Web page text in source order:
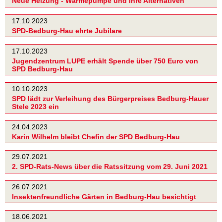
17.10.2023
SPD-Bedburg-Hau ehrte Jubilare
17.10.2023
Jugendzentrum LUPE erhält Spende über 750 Euro von
SPD Bedburg-Hau
10.10.2023
SPD lädt zur Verleihung des Bürgerpreises Bedburg-Hauer
Stele 2023 ein
24.04.2023
Karin Wilhelm bleibt Chefin der SPD Bedburg-Hau
29.07.2021
2. SPD-Rats-News über die Ratssitzung vom 29. Juni 2021
26.07.2021
Insektenfreundliche Gärten in Bedburg-Hau besichtigt
18.06.2021